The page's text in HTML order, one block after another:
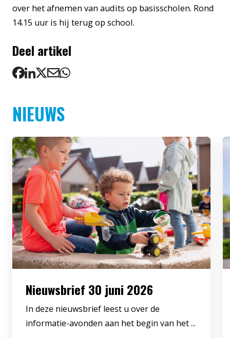
over het afnemen van audits op basisscholen. Rond
14.15 uur is hij terug op school.
Deel artikel
NIEUWS
Nieuwsbrief 30 juni 2026
In deze nieuwsbrief leest u over de
informatie-avonden aan het begin van het ...